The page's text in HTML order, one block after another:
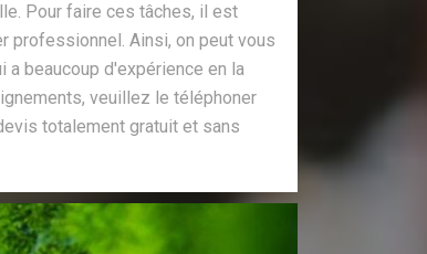
Pour faire ces tâches, il est
professionnel. Ainsi, on peut vous
a beaucoup d'expérience en la
veuillez le téléphoner
totalement gratuit et sans